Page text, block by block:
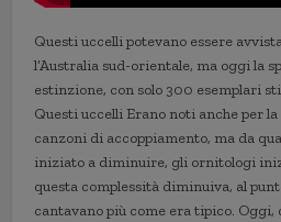
Questi uccelli potevano essere
l’Australia sud-orientale, ma oggi la
estinzione, con solo 300 esemplari
Questi uccelli Erano noti anche per
canzoni di accoppiamento, ma da
iniziato a diminuire, gli ornitologi
questa complessità diminuiva, al
cantavano più come era tipico. Oggi,